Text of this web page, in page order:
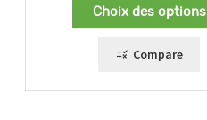
Choix des options
Compare